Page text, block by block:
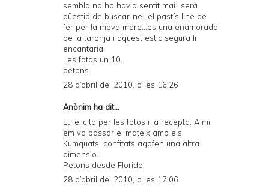
sembla no ho havia sentit mai...serà
qüestió de buscar-ne...el pastís l'he de
fer per la meva mare...es una enamorada
de la taronja i aquest estic segura li
encantaria.
Les fotos un 10.
petons.
28 d’abril del 2010, a les 16:26
Anònim ha dit...
Et felicito per les fotos i la recepta. A mi
em va passar el mateix amb els
Kumquats, confitats agafen una altra
dimensio.
Petons desde Florida
28 d’abril del 2010, a les 17:06